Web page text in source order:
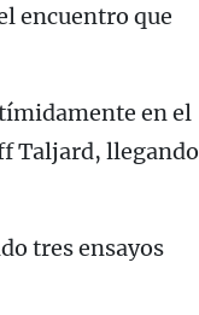
encuentro que
en el
Taljard, llegando
tres ensayos